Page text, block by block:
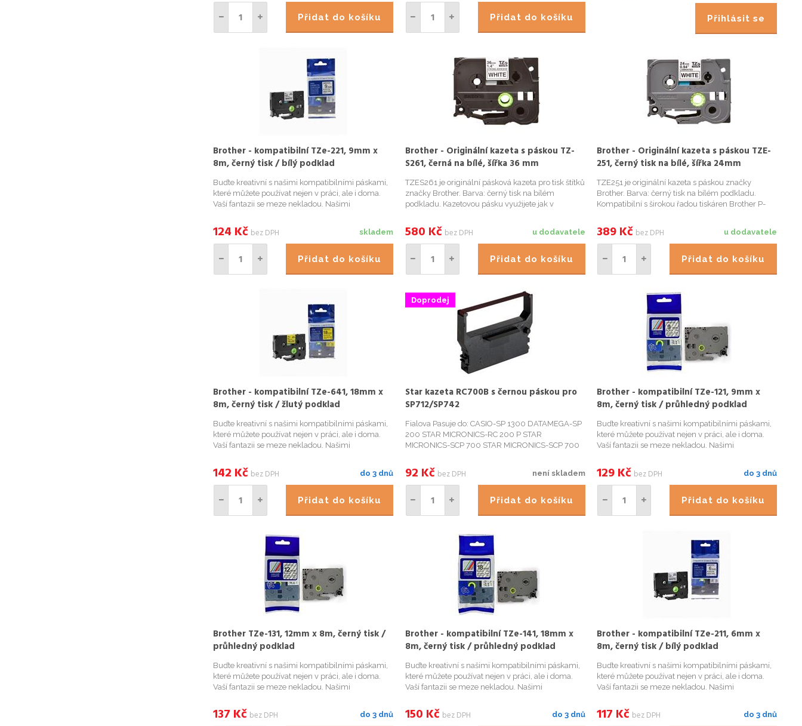
Přidat do košíku Přidat do košíku Přihlásit se
Brother - kompatibilní TZe-221, 9mm x
8m, černý tisk / bílý podklad
Buďte kreativní s našimi kompatibilními páskami,
které můžete používat nejen v práci, ale i doma.
Vaší fantazii se meze nekladou. Našimi
například Vaše kořenky v kuchyni, květináče či
bylinky na zahrádce, krabi...
skladem
124 Kč bez DPH
Přidat do košíku
Brother - Originální kazeta s páskou TZ-
S261, černá na bílé, šířka 36 mm
TZES261 je originální pásková kazeta pro tisk štítků
značky Brother. Barva: černý tisk na bílém
podkladu. Kazetovou pásku využijete jak v
označení pořadačů, kartoték, polic, USB flash
disků, kabeláže, PVC trub...
u dodavatele
580 Kč bez DPH
Přidat do košíku
Brother - Originální kazeta s páskou TZE-
251, černý tisk na bílé, šířka 24mm
TZE251 je originální kazeta s páskou značky
Brother. Barva: černý tisk na bílém podkladu.
Kompatibilní s širokou řadou tiskáren Brother P-
tak kancelářích. Páska může být použita na
identifikaci obsah...
u dodavatele
389Kč bez DPH
Přidat do košíku
Brother - kompatibilní TZe-641, 18mm x
8m, černý tisk / žlutý podklad
Buďte kreativní s našimi kompatibilními páskami,
které můžete používat nejen v práci, ale i doma.
Vaší fantazii se meze nekladou. Našimi
například Vaše kořenky v kuchyni, květináče či
bylinky na zahrádce, krabi...
do 3 dnů
142 Kč bez DPH
Přidat do košíku
Star kazeta RC700B s černou páskou pro
SP712/SP742
Fialova Pasuje do: CASIO-SP 1300 DATAMEGA-SP
200 STAR MICRONICS-RC 200 P STAR
MICRONICS-SCP 700 STAR MICRONICS-SCP 700
2000 STAR MICRONICS-SP 212 STAR MICRONICS-
SP 216 STAR MICRONICS-SP 2320 STAR
MICRONICS-SP 2...
není skladem
92 Kč bez DPH
Přidat do košíku
Doprodej
Brother - kompatibilní TZe-121, 9mm x
8m, černý tisk / průhledný podklad
Buďte kreativní s našimi kompatibilními páskami,
které můžete používat nejen v práci, ale i doma.
Vaší fantazii se meze nekladou. Našimi
například Vaše kořenky v kuchyni, květináče či
bylinky na zahrádce, krabi...
do 3 dnů
129Kč bez DPH
Přidat do košíku
Brother TZe-131, 12mm x 8m, černý tisk /
průhledný podklad
Buďte kreativní s našimi kompatibilními páskami,
které můžete používat nejen v práci, ale i doma.
Vaší fantazii se meze nekladou. Našimi
například Vaše kořenky v kuchyni, květináče či
bylinky na zahrádce, krabi...
do 3 dnů
137 Kč bez DPH
Brother - kompatibilní TZe-141, 18mm x
8m, černý tisk / průhledný podklad
Buďte kreativní s našimi kompatibilními páskami,
které můžete používat nejen v práci, ale i doma.
Vaší fantazii se meze nekladou. Našimi
například Vaše kořenky v kuchyni, květináče či
bylinky na zahrádce, krabi...
do 3 dnů
150 Kč bez DPH
Brother - kompatibilní TZe-211, 6mm x
8m, černý tisk / bílý podklad
Buďte kreativní s našimi kompatibilními páskami,
které můžete používat nejen v práci, ale i doma.
Vaší fantazii se meze nekladou. Našimi
například Vaše kořenky v kuchyni, květináče či
bylinky na zahrádce, krabi...
do 3 dnů
117 Kč bez DPH